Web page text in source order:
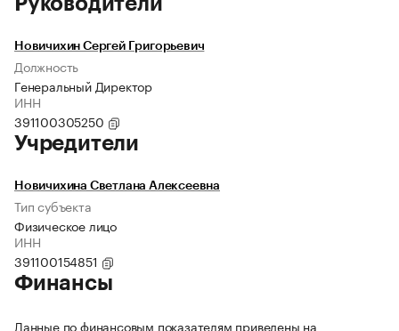
Новичихин Сергей Григорьевич
Должность
Генеральный Директор
ИНН
391100305250
Учредители
Новичихина Светлана Алексеевна
Тип субъекта
Физическое лицо
ИНН
391100154851
Финансы
Данные по финансовым показателям приведены на